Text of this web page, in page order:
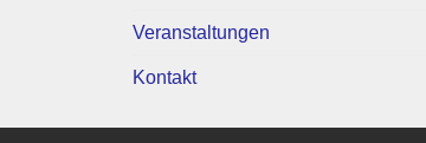
Veranstaltungen
Kontakt